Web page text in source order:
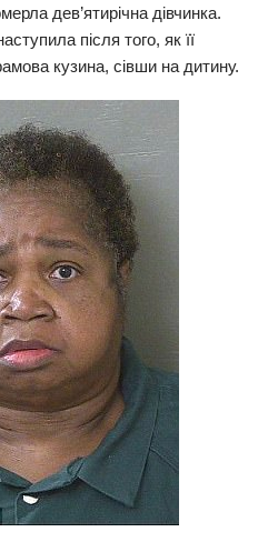
дев’ятирічна дівчинка.
після того, як її
кузина, сівши на дитину.